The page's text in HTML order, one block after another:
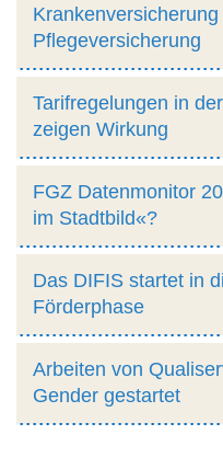
Pflegeversicherung
Tarifregelungen in
zeigen Wirkung
FGZ Datenmonitor
im Stadtbild«?
Das DIFIS startet in
Förderphase
Arbeiten von
Gender gestartet